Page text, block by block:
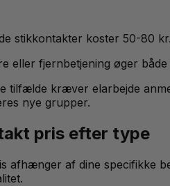
stikkontakter koster 50-80
eller fjernbetjening øger
tilfælde kræver elarbejde
nye grupper.
pris efter type
afhænger af dine specifikke